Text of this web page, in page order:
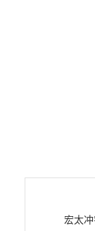
宏太